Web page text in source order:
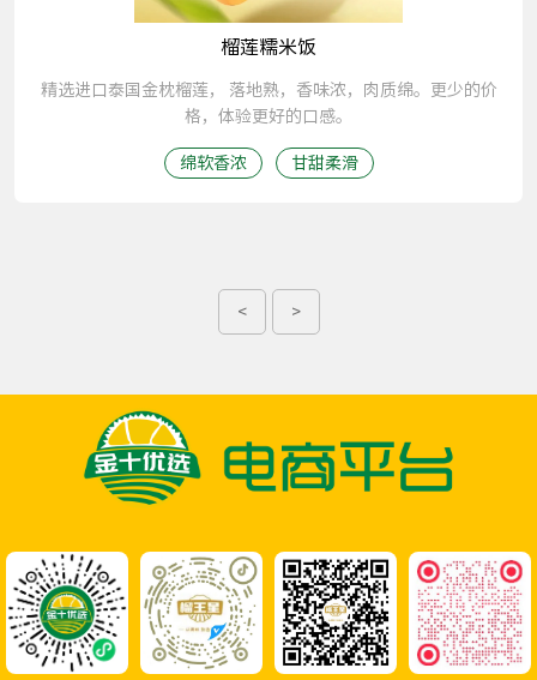
榴莲糯米饭
精选进口泰国金枕榴莲， 落地熟，香味浓，肉质绵。更少的价
格，体验更好的口感。
绵软香浓 甘甜柔滑
< >